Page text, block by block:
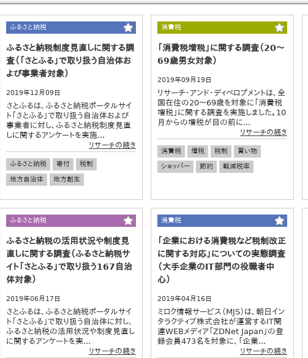
ふるさと納税
ふるさと納税制度見直しに関する調
査（「さとふる」で取り扱う自治体お
よび事業者対象）
2019年12月09日
さとふるは、ふるさと納税ポータルサイ
ト「さとふる」で取り扱う自治体および
事業者に対し、ふるさと納税制度見直
しに関するアンケートを実施...
リサーチの続き
ふるさと納税 寄付
税制
地方自治体
地方創生
消費税
「消費税増税」に関する調査（20～
69歳男女対象）
2019年09月19日
リサーチ・アンド・ディベロプメントは、全
国在住の20～69歳を対象に「消費税
増税」に関する調査を実施しました。10
月からの増税が目の前に...
リサーチの続き
消費税 増税 税制
買い物
ショッパー
節約 軽減税率
ふるさと納税
ふるさと納税の活用状況や制度見
直しに関する調査（ふるさと納税サ
イト「さとふる」で取り扱う167自治
体対象）
2019年06月17日
さとふるは、ふるさと納税ポータルサイ
ト「さとふる」で取り扱う自治体に対し、
ふるさと納税の活用状況や制度見直し
に関するアンケートを実...
リサーチの続き
消費税
「企業における消費税など税制改正
に関する対応」についての実態調査
（大手企業のIT部門の役職者中
心）
2019年04月16日
ミロク情報サービス（MJS）は、朝日イン
タラクティブ株式会社が運営するIT関
連WEBメディア「ZDNet Japan」の登
録会員473名を対象に、「企業...
リサーチの続き